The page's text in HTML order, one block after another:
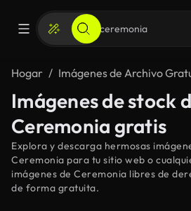
Hogar Imágenes de Archivo
Imágenes de stock
Ceremonia gratis
Explora y descarga hermosas
Ceremonia para tu sitio web o
imágenes de Ceremonia libres de
de forma gratuita.